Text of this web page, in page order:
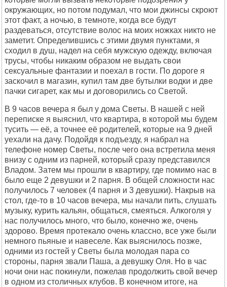
окружающих, но потом подумал, что мои джинсы скроют
этот факт, а ночью, в темноте, когда все будут
раздеваться, отсутствие волос на моих ножках никто не
заметит. Определившись с этими двумя пунктами, я
сходил в душ, надел на себя мужскую одежду, включая
трусы, чтобы никаким образом не выдать свои
сексуальные фантазии и поехал в гости. По дороге я
заскочил в магазин, купил там две бутылки водки и две
пачки сигарет, как мы и договорились со Светой.
В 9 часов вечера я был у дома Светы. В нашей с ней
переписке я выяснил, что квартира, в которой мы будем
тусить — её, а точнее её родителей, которые на 9 дней
уехали на дачу. Подойдя к подъезду, я набрал на
телефоне номер Светы, после чего она встретила меня
внизу с одним из парней, который сразу представился
Владом. Затем мы прошли в квартиру, где помимо нас в
было еще 2 девушки и 2 парня. В общей сложности нас
получилось 7 человек (4 парня и 3 девушки). Накрыв на
стол, где-то в 10 часов вечера, мы начали пить, слушать
музыку, курить кальян, общаться, смеяться. Алкоголя у
нас получилось много, что было, конечно же, очень
здорово. Время протекало очень классно, все уже были
немного пьяные и навеселе. Как выяснилось позже,
одними из гостей у Светы была молодая пара со
стороны, парня звали Паша, а девушку Оля. Но в час
ночи они нас покинули, пожелав продолжить свой вечер
в одном из столичных клубов. В конечном итоге, на